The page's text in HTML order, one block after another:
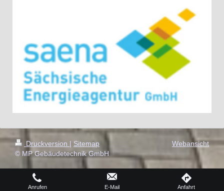
Druckversion | Sitemap
© MP Gebäudetechnik GmbH
Webansicht
Anrufen E-Mail Anfahrt